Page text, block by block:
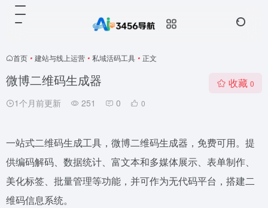
首页 • 建站与线上运营 • 私域活码工具 • 正文
微博二维码生成器
1个月前更新 251 0 0
收藏 0
一站式二维码生成工具，微博二维码生成器，免费可用。提
供编码解码、数据统计、富文本和多媒体展示、表单制作、
美化标签、批量管理等功能，并可作为无代码平台，搭建二
维码信息系统。